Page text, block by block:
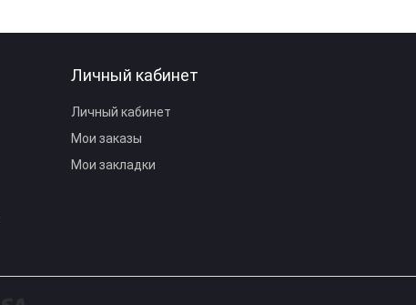
Личный кабинет
Личный кабинет
Мои заказы
Мои закладки